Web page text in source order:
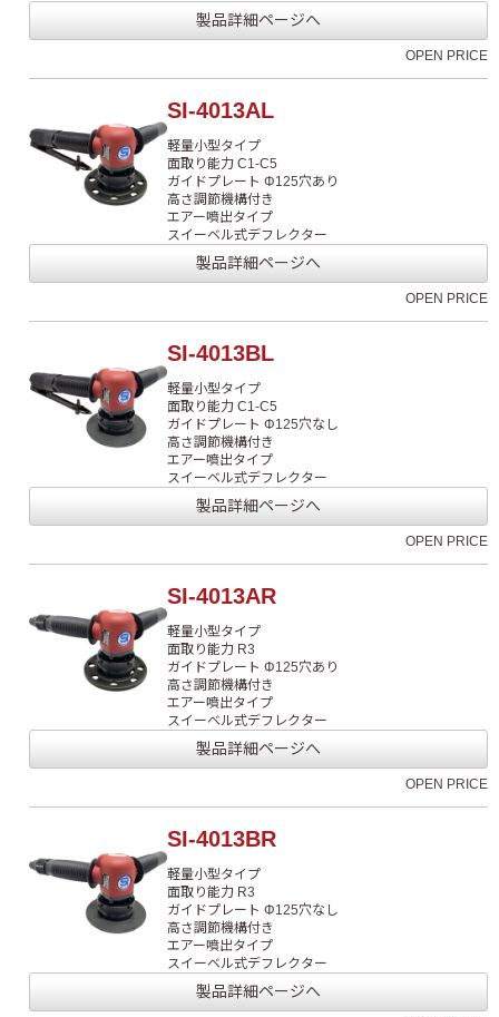
製品詳細ページへ
OPEN PRICE
SI-4013AL
軽量小型タイプ
面取り能力 C1-C5
ガイドプレート Φ125穴あり
高さ調節機構付き
エアー噴出タイプ
スイーベル式デフレクター
製品詳細ページへ
OPEN PRICE
SI-4013BL
軽量小型タイプ
面取り能力 C1-C5
ガイドプレート Φ125穴なし
高さ調節機構付き
エアー噴出タイプ
スイーベル式デフレクター
製品詳細ページへ
OPEN PRICE
SI-4013AR
軽量小型タイプ
面取り能力 R3
ガイドプレート Φ125穴あり
高さ調節機構付き
エアー噴出タイプ
スイーベル式デフレクター
製品詳細ページへ
OPEN PRICE
SI-4013BR
軽量小型タイプ
面取り能力 R3
ガイドプレート Φ125穴なし
高さ調節機構付き
エアー噴出タイプ
スイーベル式デフレクター
製品詳細ページへ